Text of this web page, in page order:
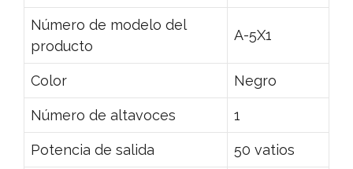
Número de modelo del
producto
A-5X1
Color Negro
Número de altavoces 1
Potencia de salida 50 vatios